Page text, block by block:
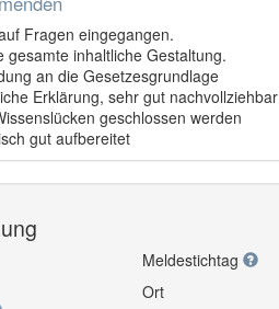
Fragen eingegangen.
gesamte inhaltliche Gestaltung.
an die Gesetzesgrundlage
Erklärung, sehr gut nachvollziehbar
geschlossen werden
gut aufbereitet
Meldestichtag
Ort